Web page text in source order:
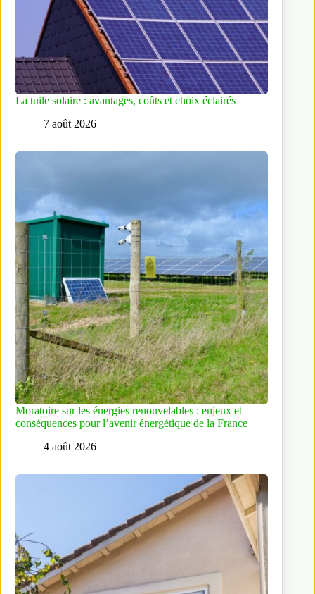
La tuile solaire : avantages, coûts et choix éclairés
7 août 2026
Moratoire sur les énergies renouvelables : enjeux et
conséquences pour l’avenir énergétique de la France
4 août 2026